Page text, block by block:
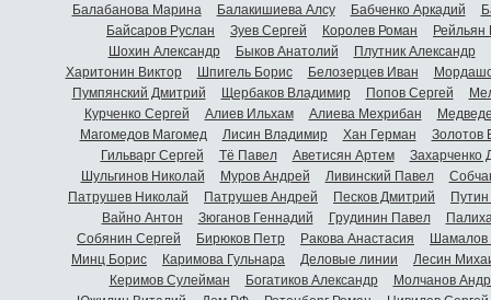
Балабанова Марина
Балакишиева Алсу Бабченко Аркадий
Байсаров Руслан
Зуев Сергей Королев Роман
Шохин Александр
Быков Анатолий Плутник Александр
Харитонин Виктор
Шпигель Борис Белозерцев Иван
Пумпянский Дмитрий
Щербаков Владимир Попов Сергей
Курченко Сергей
Алиев Ильхам Алиева Мехрибан
Магомедов Магомед
Лисин Владимир Хан Герман
Золотов
Гильварг Сергей
Тё Павел Аветисян Артем
Захарченко
Шульгинов Николай
Муров Андрей Ливинский Павел
Патрушев Николай
Патрушев Андрей Песков Дмитрий
Вайно Антон
Зюганов Геннадий Грудинин Павел
Собянин Сергей
Бирюков Петр Ракова Анастасия
Шамалов
Минц Борис
Каримова Гульнара Деловые линии
Лесин
Керимов Сулейман
Богатиков Александр
Молчанов